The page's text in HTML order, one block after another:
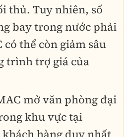
thủ. Tuy nhiên, số
bay trong nước phải
có thể còn giảm sâu
trình trợ giá của
mở văn phòng đại
khu vực tại
hàng duy nhất